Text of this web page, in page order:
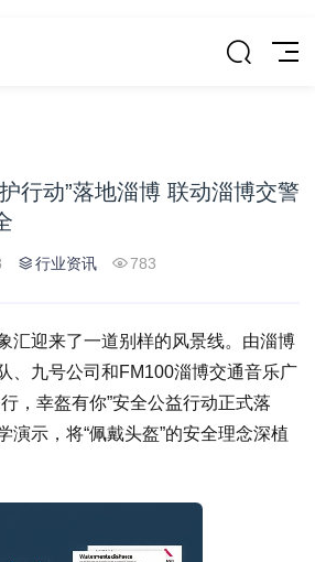
行动”落地淄博 联动淄博交警
行业资讯 783
汇迎来了一道别样的风景线。由淄博
、九号公司和FM100淄博交通音乐广
，幸盔有你”安全公益行动正式落
演示，将“佩戴头盔”的安全理念深植